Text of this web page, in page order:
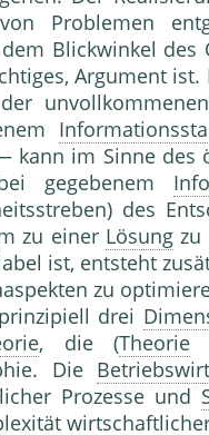
Problemen
Blickwinkel
Argument
kann im Sinne
gege­benem
des
zu einer Lösung zu
ist, entsteht
zu
drei
, die (Theorie
Die
Prozesse und